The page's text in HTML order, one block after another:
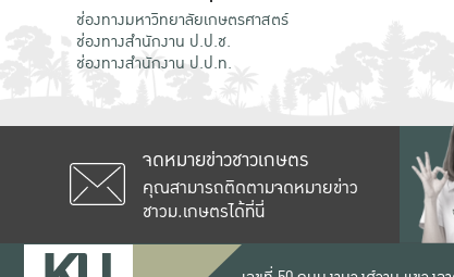
ช่องทางมหาวิทยาลัยเกษตรศาสตร์
ช่องทางสำนักงาน ป.ป.ช.
ช่องทางสำนักงาน ป.ป.ท.
จดหมายข่าวชาวเกษตร
คุณสามารถติดตามจดหมายข่าว
ชาวม.เกษตรได้ที่นี่